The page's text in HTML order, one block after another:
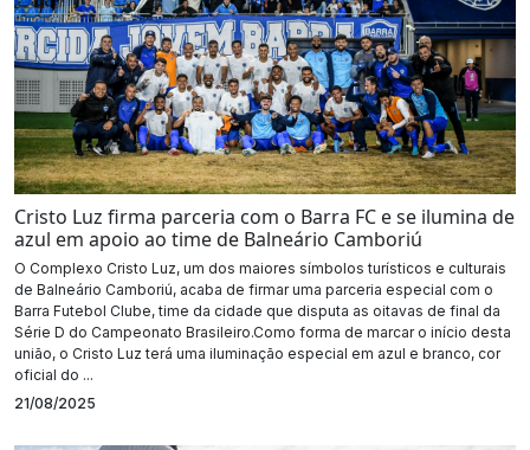
Cristo Luz firma parceria com o Barra FC e se ilumina de
azul em apoio ao time de Balneário Camboriú
O Complexo Cristo Luz, um dos maiores símbolos turísticos e culturais
de Balneário Camboriú, acaba de firmar uma parceria especial com o
Barra Futebol Clube, time da cidade que disputa as oitavas de final da
Série D do Campeonato Brasileiro.Como forma de marcar o início desta
união, o Cristo Luz terá uma iluminação especial em azul e branco, cor
oficial do ...
21/08/2025